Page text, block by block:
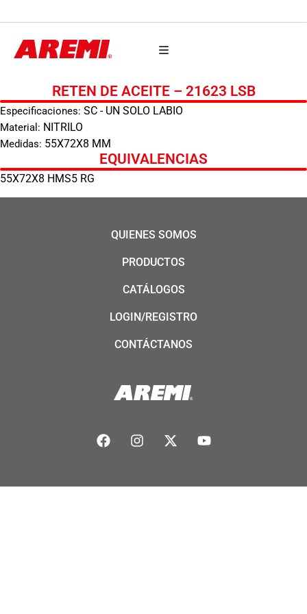
RETEN DE ACEITE – 21623 LSB
Especificaciones: SC - UN SOLO LABIO
Material: NITRILO
Medidas: 55X72X8 MM
EQUIVALENCIAS
55X72X8 HMS5 RG
QUIENES SOMOS
PRODUCTOS
CATÁLOGOS
LOGIN/REGISTRO
CONTÁCTANOS